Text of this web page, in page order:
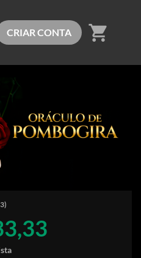
CRIAR CONTA shopping_cart